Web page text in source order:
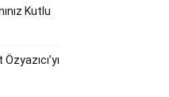
Kutlu